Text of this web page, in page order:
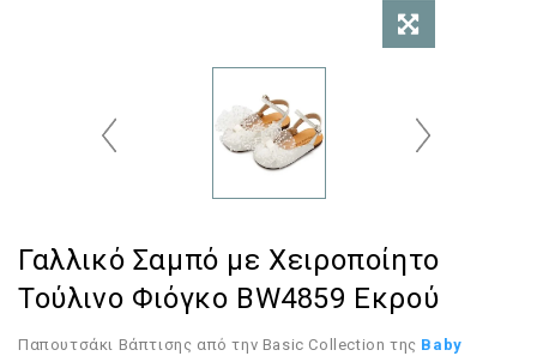
Γαλλικό Σαμπό με Χειροποίητο
Τούλινο Φιόγκο BW4859 Εκρού
Παπουτσάκι Βάπτισης από την Basic Collection της Baby